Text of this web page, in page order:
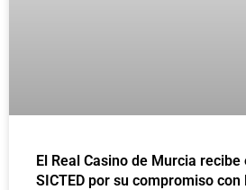
El Real Casino de Murcia
SICTED por su compromiso